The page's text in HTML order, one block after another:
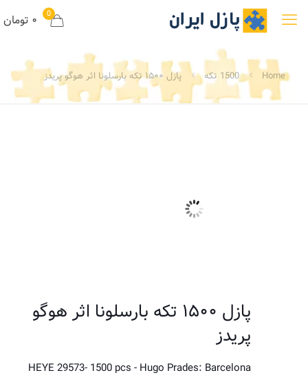
0 ۰ تومان
Home 1500 تکه پازل ۱۵۰۰ تکه بارسلونا اثر هوگو پریدز
پازل ۱۵۰۰ تکه بارسلونا اثر هوگو
پریدز
HEYE 29573- 1500 pcs - Hugo Prades: Barcelona